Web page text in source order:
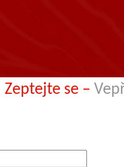
Zeptejte se –